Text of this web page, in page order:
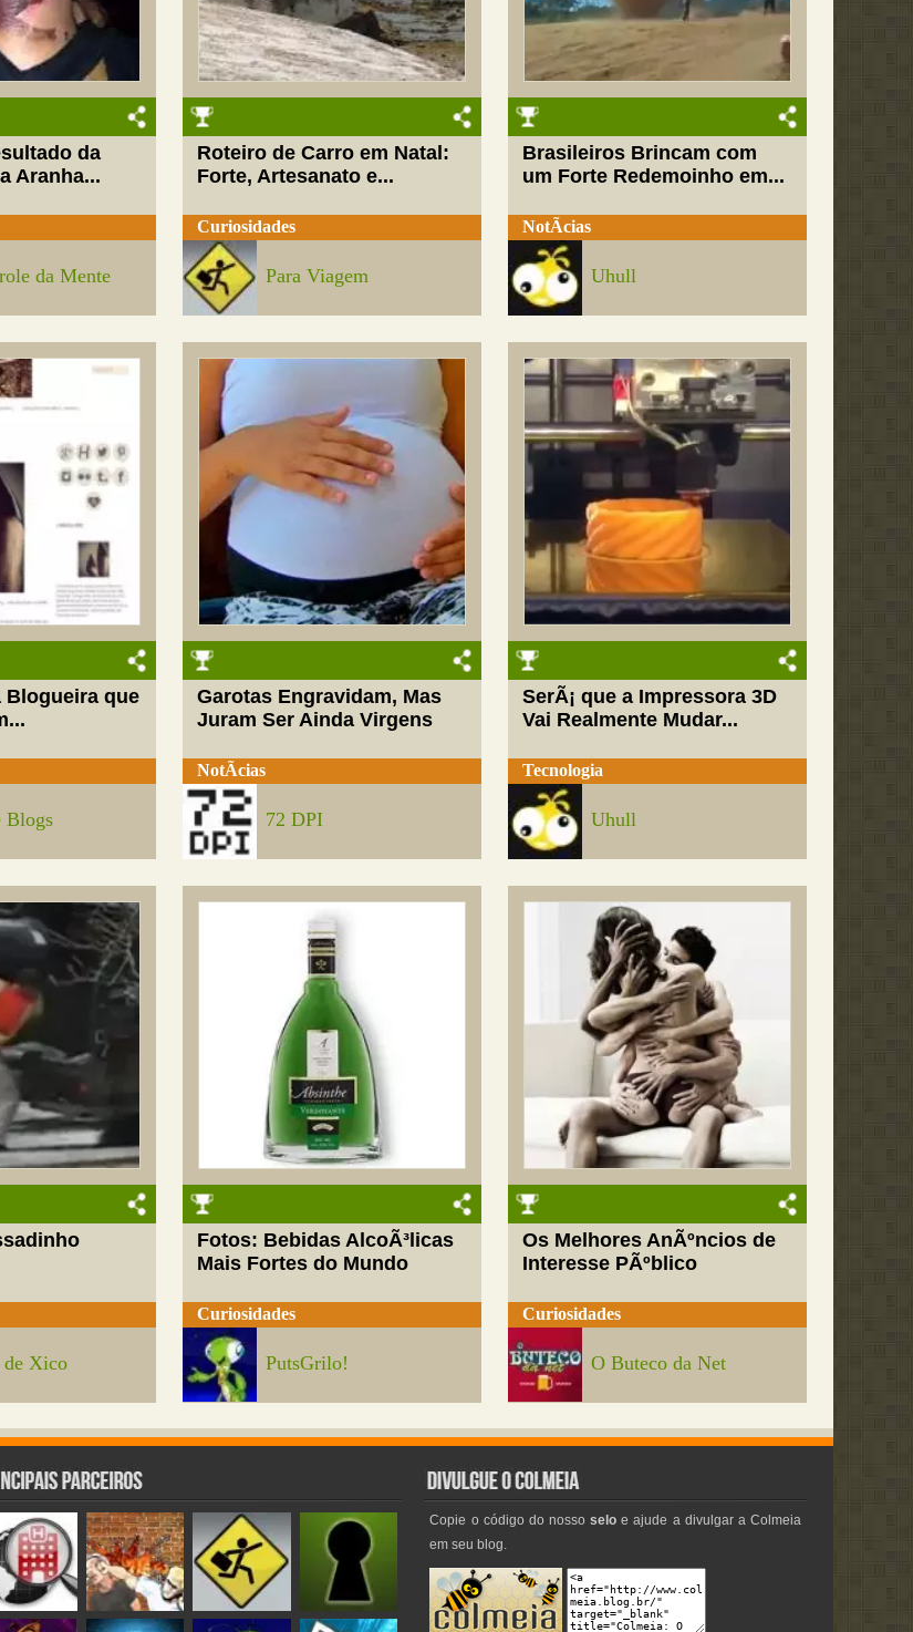
da
Aranha...
da Mente
Roteiro de Carro em Natal:
Forte, Artesanato e...
Curiosidades
Para Viagem
Brasileiros Brincam com
um Forte Redemoinho em...
NotÃ­cias
Uhull
Blogueira que
Blogs
Garotas Engravidam, Mas
Juram Ser Ainda Virgens
NotÃ­cias
72 DPI
SerÃ¡ que a Impressora 3D
Vai Realmente Mudar...
Tecnologia
Uhull
de Xico
Fotos: Bebidas AlcoÃ³licas
Mais Fortes do Mundo
Curiosidades
PutsGrilo!
Os Melhores AnÃºncios de
Interesse PÃºblico
Curiosidades
O Buteco da Net
Copie o código do nossoselo e ajude a divulgar a Colmeia
em seu blog.